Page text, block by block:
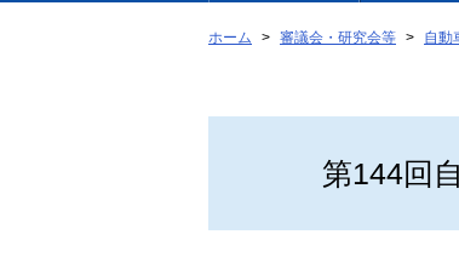
ホーム 審議会・研究会等 自動
第144回